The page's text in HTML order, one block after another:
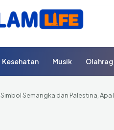
Kesehatan Musik
Simbol Semangka dan Palestina,